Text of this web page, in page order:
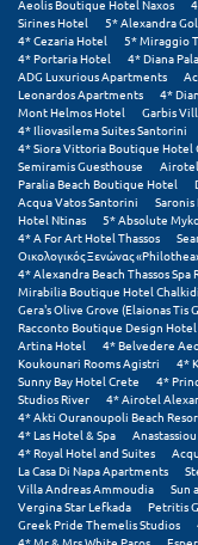
Χερσόνησος Άθως
Χίος
Χράνοι Μεσσηνίας
Ψ
Ψαθόπυργος
Aeolis Boutique Hotel Naxos
Sirines Hotel
5* Alexandra
4* Cezaria Hotel
5* Miraggio
4* Portaria Hotel
4* Diana
ADG Luxurious Apartments
Leonardos Apartments
4*
Mont Helmos Hotel
Garbis
4* Iliovasilema Suites Santorini
4* Siora Vittoria Boutique Hotel
Semiramis Guesthouse
Airotel
Paralia Beach Boutique Hotel
Acqua Vatos Santorini
Hotel Ntinas
5* Absolute
4* A For Art Hotel Thassos
Οικολογικός Ξενώνας
4* Alexandra Beach Thassos Spa
Mirabilia Boutique Hotel
Gera's Olive Grove (Elaionas Tis
Racconto Boutique Design Hotel
Artina Hotel
4* Belvedere
Koukounari Rooms Agistri
4*
Sunny Bay Hotel Crete
4*
Studios River
4* Airotel
4* Akti Ouranoupoli Beach
4* Las Hotel & Spa
4* Royal Hotel and Suites
La Casa Di Napa Apartments
Villa Andreas Ammoudia
Sun
Vergina Star Lefkada
Petritis
Greek Pride Themelis Studios